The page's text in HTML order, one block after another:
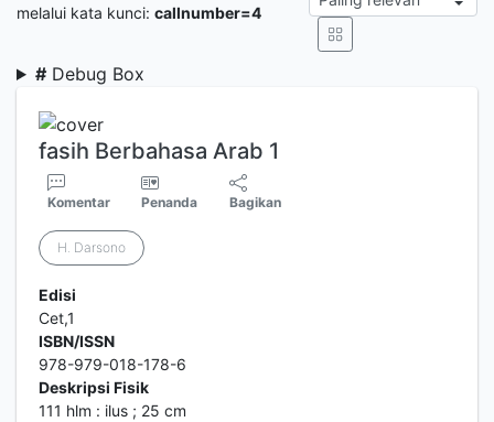
melalui kata kunci: callnumber=4
# Debug Box
fasih Berbahasa Arab 1
Komentar Penanda Bagikan
H. Darsono
Edisi
Cet,1
ISBN/ISSN
978-979-018-178-6
Deskripsi Fisik
111 hlm : ilus ; 25 cm